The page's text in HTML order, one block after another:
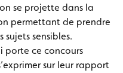
se projette dans la
permettant de prendre
sensibles.
porte ce concours
sur leur rapport